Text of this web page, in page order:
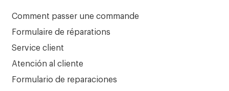
Comment passer une commande
Formulaire de réparations
Service client
Atención al cliente
Formulario de reparaciones